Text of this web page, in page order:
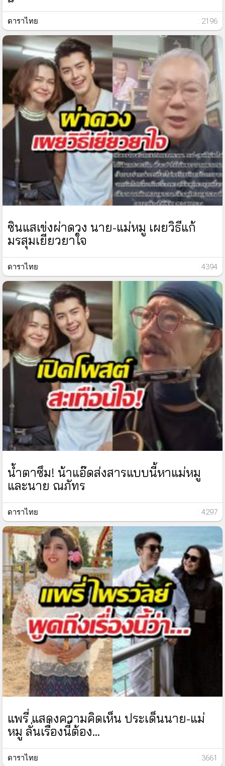
ดาราไทย : 2196
ซินแสเข่งผ่าดวง นาย-แม่หมู เผยวิธีแก้
มรสุมเยียวยาใจ
ดาราไทย : 4394
น้ำตาซึม! น้าแอ๊ดส่งสารแบบนี้หาแม่หมู
และนาย ณภัทร
ดาราไทย : 4297
แพรี่ แสดงความคิดเห็น ประเด็นนาย-แม่
หมู ลั่นเรื่องนี้ต้อง...
ดาราไทย : 3661